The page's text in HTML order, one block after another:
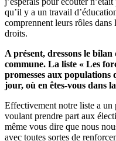
qu’il y a un travail
comprennent leurs rôles
droits.
A présent, dressons le
commune. La liste « Les
promesses aux
jour, où en êtes-vous dans
Effectivement notre liste a un
voulant prendre part aux
même vous dire que nous
avec toutes sortes de